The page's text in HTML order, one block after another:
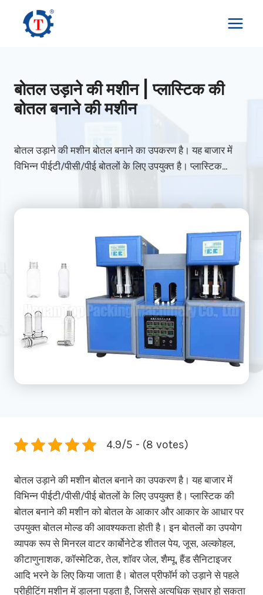
content
बोतल उड़ाने की मशीन | प्लास्टिक की
बोतल बनाने की मशीन
बोतल उड़ाने की मशीन बोतल बनाने का उपकरण है। यह बाजार में
विभिन्न पीईटी/पीसी/पीई बोतलों के लिए उपयुक्त है। प्लास्टिक…
4.9/5 - (8 votes)
बोतल उड़ाने की मशीन बोतल बनाने का उपकरण है। यह बाजार में
विभिन्न पीईटी/पीसी/पीई बोतलों के लिए उपयुक्त है। प्लास्टिक की
बोतल बनाने की मशीन को बोतल के आकार और आकार के आधार पर
उपयुक्त बोतल मोल्ड की आवश्यकता होती है। इन बोतलों का उपयोग
व्यापक रूप से मिनरल वाटर कार्बोनेटेड शीतल पेय, जूस, अल्कोहल,
कीटाणुनाशक, कॉस्मेटिक, तेल, शॉवर जेल, शैम्पू, हैंड सैनिटाइजर
आदि भरने के लिए किया जाता है। बोतल प्रीफॉर्म को उड़ाने से पहले
प्रीहीटिंग मशीन में डालना पड़ता है, जिससे अत्यधिक सुधार हो सकता